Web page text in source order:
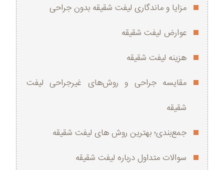
مزایا و ماندگاری لیفت شقیقه بدون جراحی
عوارض لیفت شقیقه
هزینه لیفت شقیقه
مقایسه جراحی و روش‌های غیرجراحی لیفت
شقیقه
جمع‌بندی؛ بهترین روش های لیفت شقیقه
سوالات متداول درباره لیفت شقیقه